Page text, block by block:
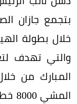
بتجمع جازان
خلال بطولة
والتي تهدف